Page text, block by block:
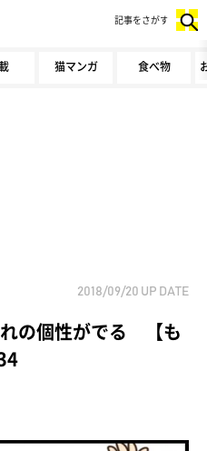
猫マンガ 食べ物
記事をさがす
2018/09/20 UP DATE
の個性がでる 【も